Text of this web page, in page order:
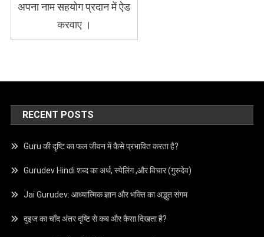
अपना नाम सहयोग प्रदान में ऐड
करवाए ।
RECENT POSTS
Guru की दृष्टि का फल जीवन में कैसे प्रभावित करता है?
Gurudev Hindi शब्द का अर्थ, स्पेलिंग ,और विचार (गुरुदेव)
Jai Gurudev: आध्यात्मिक ज्ञान और भक्ति का अद्भुत संगम
दुइज का चाँद अंतर दृष्टि से कब और कैसा दिखता है?